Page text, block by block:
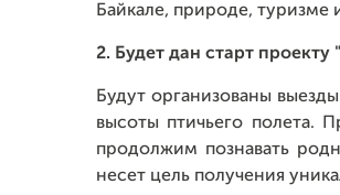
Байкале, природе, туризме
2. Будет дан старт
Будут организованы
высоты птичьего полета.
продолжим познавать
несет цель получения